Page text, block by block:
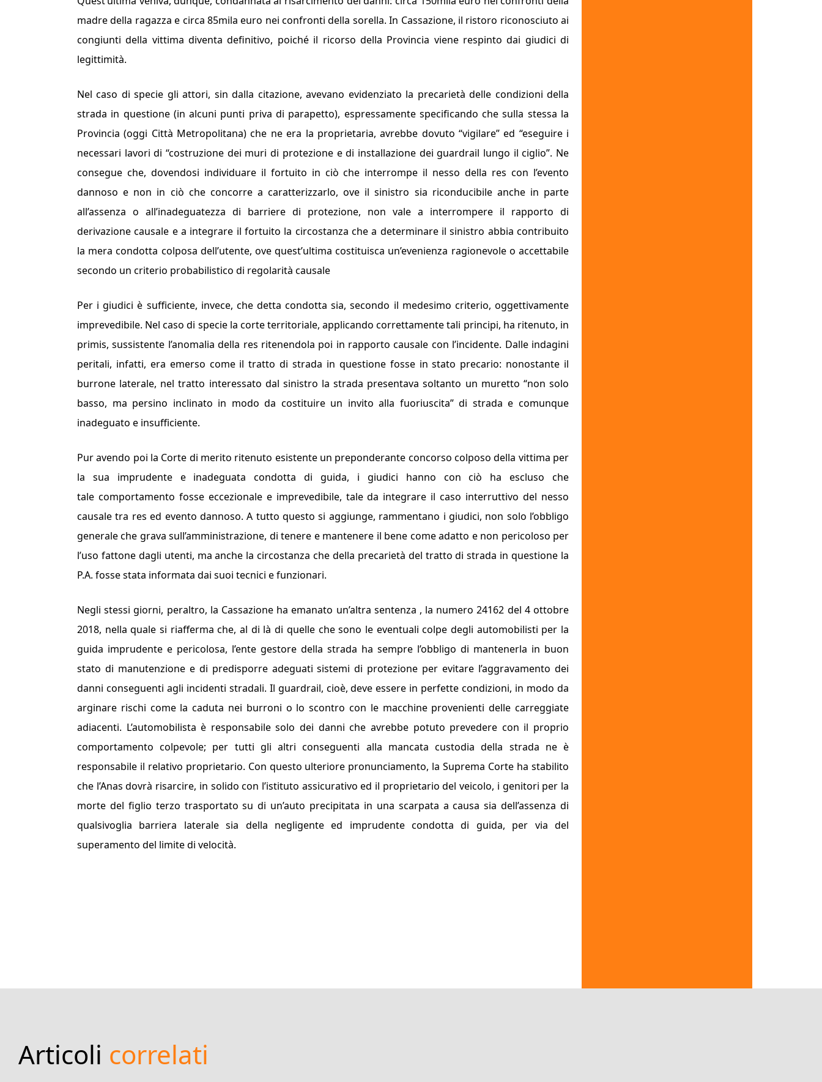
madre della ragazza e circa 85mila euro nei confronti della sorella. In Cassazione, il ristoro riconosciuto ai
congiunti della vittima diventa definitivo, poiché il ricorso della Provincia viene respinto dai giudici di
legittimità.
Nel caso di specie gli attori, sin dalla citazione, avevano evidenziato la precarietà delle condizioni della
strada in questione (in alcuni punti priva di parapetto), espressamente specificando che sulla stessa la
Provincia (oggi Città Metropolitana) che ne era la proprietaria, avrebbe dovuto “vigilare” ed “eseguire i
necessari lavori di “costruzione dei muri di protezione e di installazione dei guardrail lungo il ciglio”. Ne
consegue che, dovendosi individuare il fortuito in ciò che interrompe il nesso della res con l’evento
dannoso e non in ciò che concorre a caratterizzarlo, ove il sinistro sia riconducibile anche in parte
all’assenza o all’inadeguatezza di barriere di protezione, non vale a interrompere il rapporto di
derivazione causale e a integrare il fortuito la circostanza che a determinare il sinistro abbia contribuito
la mera condotta colposa dell’utente, ove quest’ultima costituisca un’evenienza ragionevole o accettabile
secondo un criterio probabilistico di regolarità causale
Per i giudici è sufficiente, invece, che detta condotta sia, secondo il medesimo criterio, oggettivamente
imprevedibile. Nel caso di specie la corte territoriale, applicando correttamente tali principi, ha ritenuto, in
primis, sussistente l’anomalia della res ritenendola poi in rapporto causale con l’incidente. Dalle indagini
peritali, infatti, era emerso come il tratto di strada in questione fosse in stato precario: nonostante il
burrone laterale, nel tratto interessato dal sinistro la strada presentava soltanto un muretto “non solo
basso, ma persino inclinato in modo da costituire un invito alla fuoriuscita” di strada e comunque
inadeguato e insufficiente.
Pur avendo poi la Corte di merito ritenuto esistente un preponderante concorso colposo della vittima per
la sua imprudente e inadeguata condotta di guida, i giudici hanno con ciò ha escluso che
tale comportamento fosse eccezionale e imprevedibile, tale da integrare il caso interruttivo del nesso
causale tra res ed evento dannoso. A tutto questo si aggiunge, rammentano i giudici, non solo l’obbligo
generale che grava sull’amministrazione, di tenere e mantenere il bene come adatto e non pericoloso per
l’uso fattone dagli utenti, ma anche la circostanza che della precarietà del tratto di strada in questione la
P.A. fosse stata informata dai suoi tecnici e funzionari.
Negli stessi giorni, peraltro, la Cassazione ha emanato un’altra sentenza , la numero 24162 del 4 ottobre
2018, nella quale si riafferma che, al di là di quelle che sono le eventuali colpe degli automobilisti per la
guida imprudente e pericolosa, l’ente gestore della strada ha sempre l’obbligo di mantenerla in buon
stato di manutenzione e di predisporre adeguati sistemi di protezione per evitare l’aggravamento dei
danni conseguenti agli incidenti stradali. Il guardrail, cioè, deve essere in perfette condizioni, in modo da
arginare rischi come la caduta nei burroni o lo scontro con le macchine provenienti delle carreggiate
adiacenti. L’automobilista è responsabile solo dei danni che avrebbe potuto prevedere con il proprio
comportamento colpevole; per tutti gli altri conseguenti alla mancata custodia della strada ne è
responsabile il relativo proprietario. Con questo ulteriore pronunciamento, la Suprema Corte ha stabilito
che l’Anas dovrà risarcire, in solido con l’istituto assicurativo ed il proprietario del veicolo, i genitori per la
morte del figlio terzo trasportato su di un’auto precipitata in una scarpata a causa sia dell’assenza di
qualsivoglia barriera laterale sia della negligente ed imprudente condotta di guida, per via del
superamento del limite di velocità.
Articoli correlati